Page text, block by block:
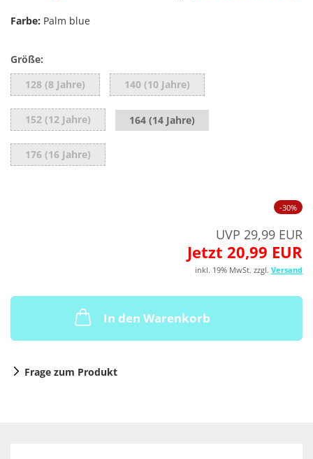
Farbe: Palm blue
Größe:
128 (8 Jahre)
140 (10 Jahre)
152 (12 Jahre) 164 (14 Jahre)
176 (16 Jahre)
-30%
UVP 29,99 EUR
Jetzt 20,99 EUR
inkl. 19% MwSt. zzgl. Versand
In den Warenkorb
Frage zum Produkt